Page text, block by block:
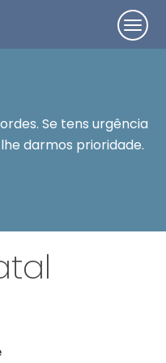
Se tens urgência
darmos prioridade.